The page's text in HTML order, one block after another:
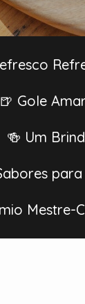
🍺 Gole
🍻 Um
Mestre-